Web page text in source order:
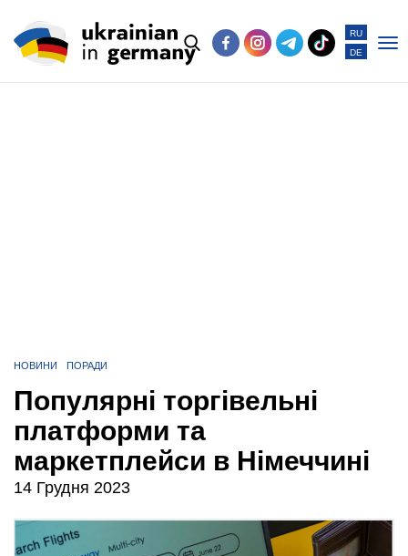
RU
DE
НОВИНИ ПОРАДИ
Популярні торгівельні
платформи та
маркетплейси в Німеччині
14 Грудня 2023